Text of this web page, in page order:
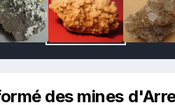
des mines